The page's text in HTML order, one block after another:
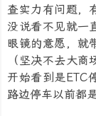
查实力有问题，
没说看不见就一
眼镜的意愿，就
（坚决不去大
开始看到是ETC
路边停车以前都